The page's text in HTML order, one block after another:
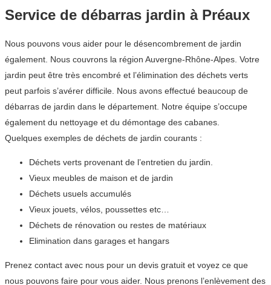
Service de débarras jardin à Préaux
Nous pouvons vous aider pour le désencombrement de jardin
également. Nous couvrons la région Auvergne-Rhône-Alpes. Votre
jardin peut être très encombré et l’élimination des déchets verts
peut parfois s’avérer difficile. Nous avons effectué beaucoup de
débarras de jardin dans le département. Notre équipe s’occupe
également du nettoyage et du démontage des cabanes.
Quelques exemples de déchets de jardin courants :
Déchets verts provenant de l’entretien du jardin.
Vieux meubles de maison et de jardin
Déchets usuels accumulés
Vieux jouets, vélos, poussettes etc…
Déchets de rénovation ou restes de matériaux
Elimination dans garages et hangars
Prenez contact avec nous pour un devis gratuit et voyez ce que
nous pouvons faire pour vous aider. Nous prenons l’enlèvement des